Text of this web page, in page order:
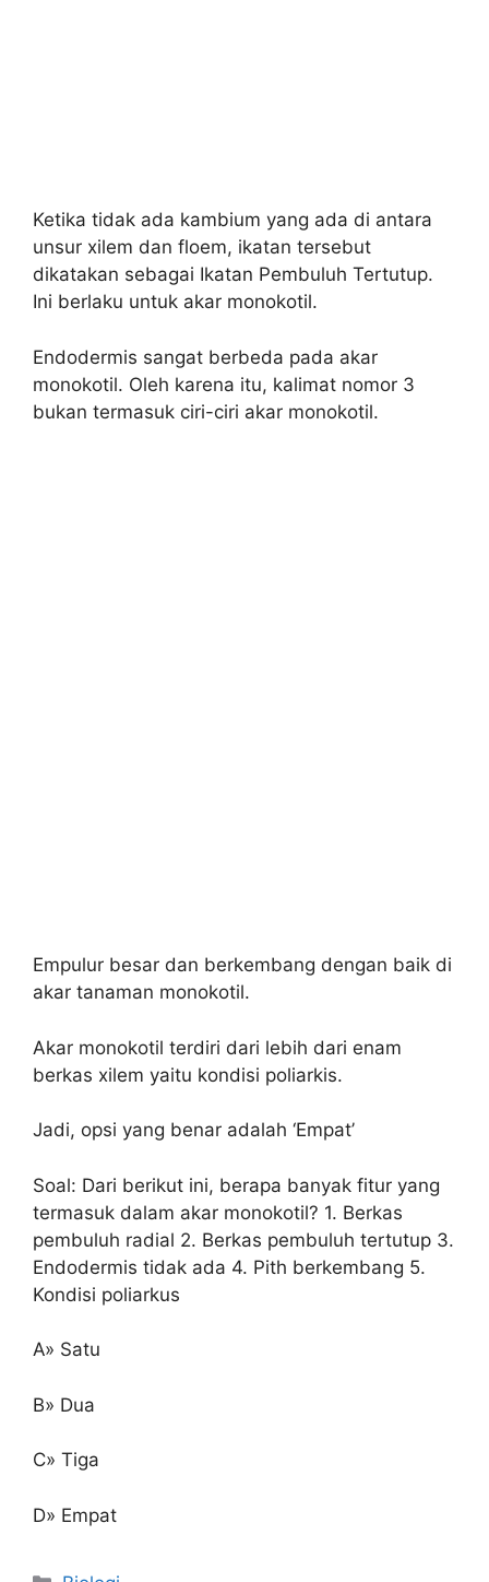
Ketika tidak ada kambium yang ada di antara
unsur xilem dan floem, ikatan tersebut
dikatakan sebagai Ikatan Pembuluh Tertutup.
Ini berlaku untuk akar monokotil.
Endodermis sangat berbeda pada akar
monokotil. Oleh karena itu, kalimat nomor 3
bukan termasuk ciri-ciri akar monokotil.
Empulur besar dan berkembang dengan baik di
akar tanaman monokotil.
Akar monokotil terdiri dari lebih dari enam
berkas xilem yaitu kondisi poliarkis.
Jadi, opsi yang benar adalah ‘Empat’
Soal: Dari berikut ini, berapa banyak fitur yang
termasuk dalam akar monokotil? 1. Berkas
pembuluh radial 2. Berkas pembuluh tertutup 3.
Endodermis tidak ada 4. Pith berkembang 5.
Kondisi poliarkus
A» Satu
B» Dua
C» Tiga
D» Empat